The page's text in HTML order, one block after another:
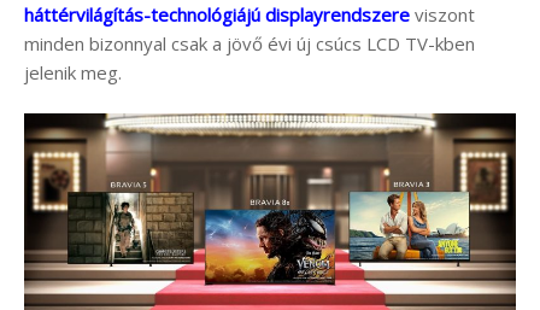
háttérvilágítás-technológiájú displayrendszere viszont
minden bizonnyal csak a jövő évi új csúcs LCD TV-kben
jelenik meg.